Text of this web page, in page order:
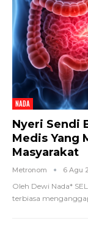
NADA
Nyeri Sendi
Medis Yang
Masyarakat
Metronom 6 Agu
Oleh Dewi Nada*
terbiasa